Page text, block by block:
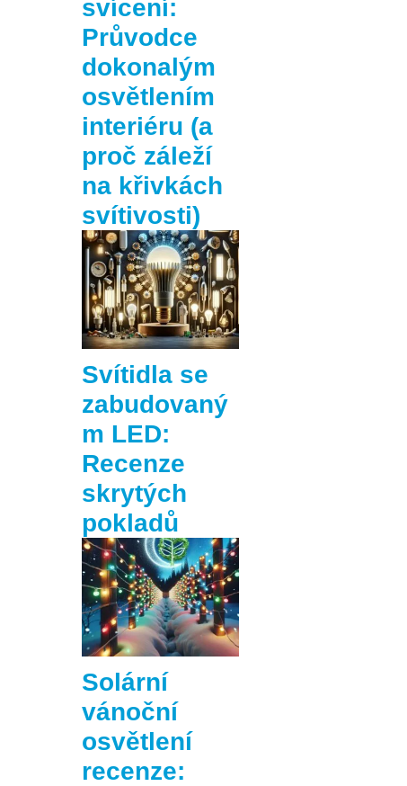
svícení:
Průvodce
dokonalým
osvětlením
interiéru (a
proč záleží
na křivkách
svítivosti)
Svítidla se
zabudovaný
m LED:
Recenze
skrytých
pokladů
Solární
vánoční
osvětlení
recenze: